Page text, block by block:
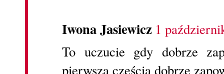
Iwona Jasiewicz 1
To uczucie gdy dobrze
pierwszą częścią dobrze